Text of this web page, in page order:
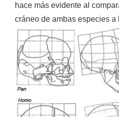
hace más evidente al
cráneo de ambas especies a